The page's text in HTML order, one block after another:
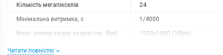
Кількість мегапікселів 24
Мінімальна витримка, с 1/4000
Макс. розмір кадру; кадрів/сек. (fps) 1920x1080 (30fps)
Максимальний розмір кадру
Читати повністю